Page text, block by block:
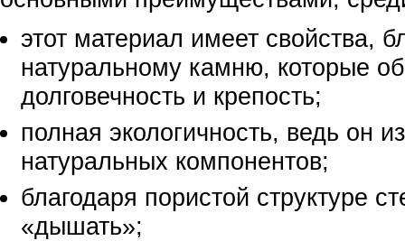
этот материал имеет свойства,
натуральному камню, которые
долговечность и крепость;
полная экологичность, ведь он
натуральных компонентов;
благодаря пористой структуре
«дышать»;